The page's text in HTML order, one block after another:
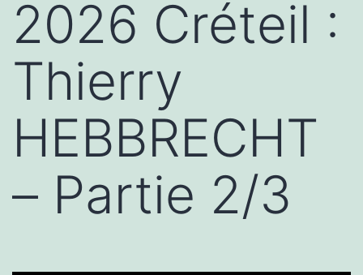
2026 Créteil :
Thierry
HEBBRECHT
– Partie 2/3